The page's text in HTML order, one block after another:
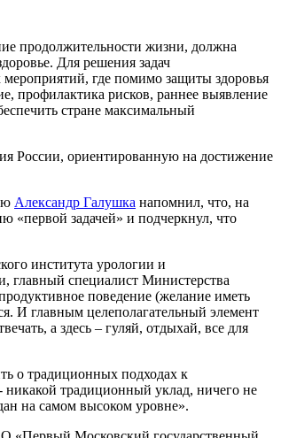
продолжительности жизни, должна
Для решения задач
мероприятий, где помимо защиты здоровья
профилактика рисков, раннее выявление
стране максимальный
России, ориентированную на достижение
Александр Галушка напомнил, что, на
«первой задачей» и подчеркнул, что
института урологии и
специалист Министерства
поведение (желание иметь
И главным целеполагательный элемент
а здесь – гуляй, отдыхай, все для
о традиционных подходах к
никакой традиционный уклад, ничего не
на самом высоком уровне».